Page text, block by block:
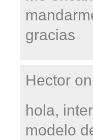
gracias
Hector on
hola,
modelo